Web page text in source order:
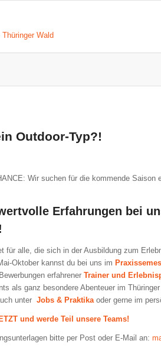
Outdoor-Typ?!
Wir suchen für die kommende Saison
Erfahrungen bei
für alle, die sich in der Ausbildung zum
Oktober kannst du bei uns im
erfahrener Trainer und
als ganz besondere Abenteuer im
unter Jobs & Praktika oder gerne im
und werde Teil unsere Teams!
bitte per Post oder E-Mail an: